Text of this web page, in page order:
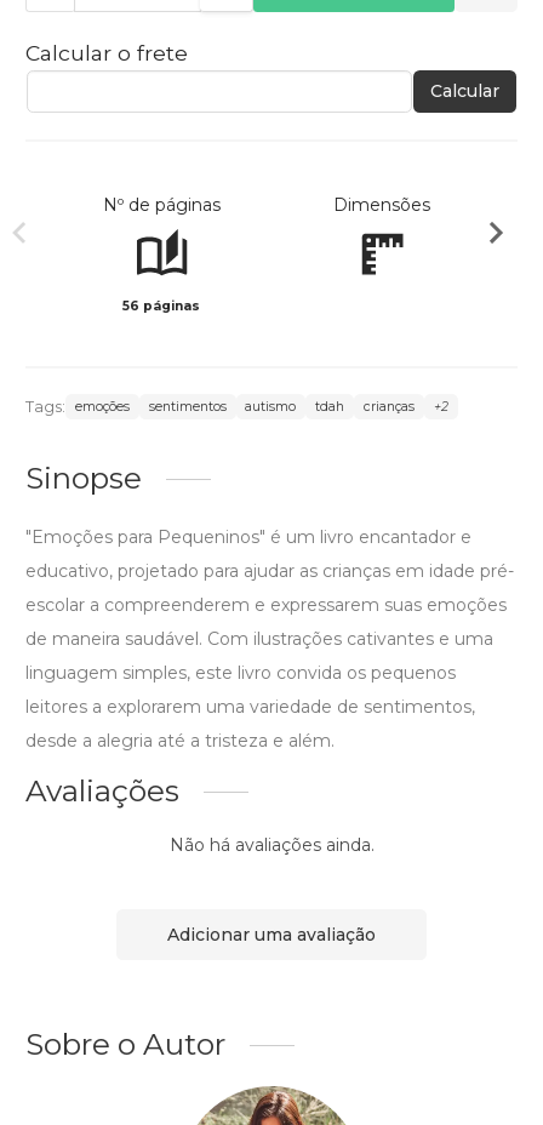
Calcular o frete
Calcular
Nº de páginas
56 páginas
Dimensões
Tags: emoções sentimentos autismo tdah crianças +2
Sinopse
"Emoções para Pequeninos" é um livro encantador e
educativo, projetado para ajudar as crianças em idade pré-
escolar a compreenderem e expressarem suas emoções
de maneira saudável. Com ilustrações cativantes e uma
linguagem simples, este livro convida os pequenos
leitores a explorarem uma variedade de sentimentos,
desde a alegria até a tristeza e além.
Avaliações
Não há avaliações ainda.
Adicionar uma avaliação
Sobre o Autor